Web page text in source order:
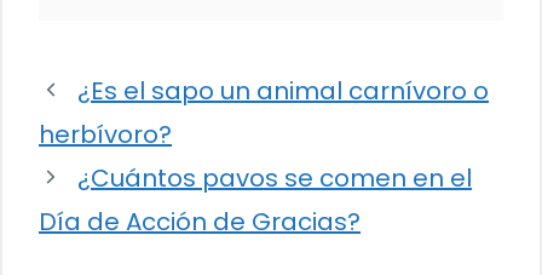
¿Es el sapo un animal carnívoro o
herbívoro?
¿Cuántos pavos se comen en el
Día de Acción de Gracias?